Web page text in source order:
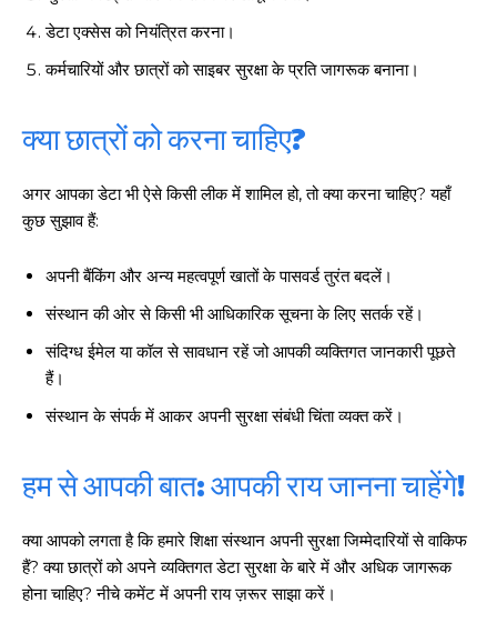
डेटा एक्सेस को नियंत्रित करना।
कर्मचारियों और छात्रों को साइबर सुरक्षा के प्रति जागरूक बनाना।
क्या छात्रों को करना चाहिए?
अगर आपका डेटा भी ऐसे किसी लीक में शामिल हो, तो क्या करना चाहिए? यहाँ
कुछ सुझाव हैं:
अपनी बैंकिंग और अन्य महत्वपूर्ण खातों के पासवर्ड तुरंत बदलें।
संस्थान की ओर से किसी भी आधिकारिक सूचना के लिए सतर्क रहें।
संदिग्ध ईमेल या कॉल से सावधान रहें जो आपकी व्यक्तिगत जानकारी पूछते
हैं।
संस्थान के संपर्क में आकर अपनी सुरक्षा संबंधी चिंता व्यक्त करें।
हम से आपकी बात: आपकी राय जानना चाहेंगे!
क्या आपको लगता है कि हमारे शिक्षा संस्थान अपनी सुरक्षा जिम्मेदारियों से वाकिफ
हैं? क्या छात्रों को अपने व्यक्तिगत डेटा सुरक्षा के बारे में और अधिक जागरूक
होना चाहिए? नीचे कमेंट में अपनी राय ज़रूर साझा करें।